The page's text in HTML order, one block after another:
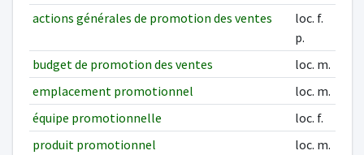
actions générales de promotion des ventes
loc. f.
p.
budget de promotion des ventes
loc. m.
emplacement promotionnel
loc. m.
équipe promotionnelle
loc. f.
produit promotionnel
loc. m.